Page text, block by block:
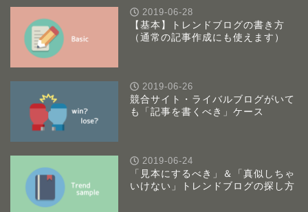
2019-06-28
【基本】トレンドブログの書き方
（通常の記事作成にも使えます）
2019-06-26
競合サイト・ライバルブログがいて
も「記事を書くべき」ケース
2019-06-24
「見本にするべき」＆「真似しちゃ
いけない」トレンドブログの探し方